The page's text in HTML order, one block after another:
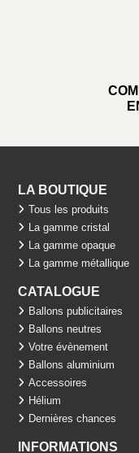
LA BOUTIQUE
Tous les produits
La gamme cristal
La gamme opaque
La gamme métallique
CATALOGUE
Ballons publicitaires
Ballons neutres
Votre évènement
Ballons aluminium
Accessoires
Hélium
Dernières chances
INFORMATIONS